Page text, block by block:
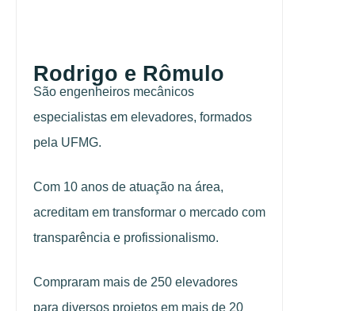
Rodrigo e Rômulo
São engenheiros mecânicos
especialistas em elevadores, formados
pela UFMG.
Com 10 anos de atuação na área,
acreditam em transformar o mercado com
transparência e profissionalismo.
Compraram mais de 250 elevadores
para diversos projetos em mais de 20